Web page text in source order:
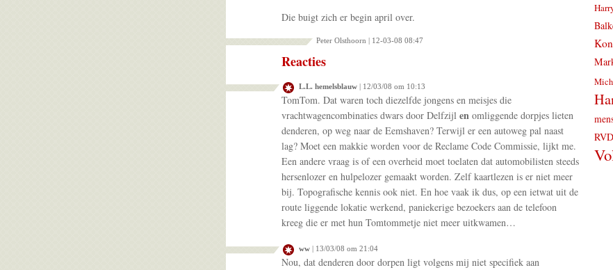
Die buigt zich er begin april over.
Peter Olsthoorn | 12-03-08 08:47
Reacties
L.L. hemelsblauw| 12/03/08 om 10:13
TomTom. Dat waren toch diezelfde jongens en meisjes die
vrachtwagencombinaties dwars door Delfzijl enomliggende dorpjes lieten
denderen, op weg naar de Eemshaven? Terwijl er een autoweg pal naast
lag? Moet een makkie worden voor de Reclame Code Commissie, lijkt me.
Een andere vraag is of een overheid moet toelaten dat automobilisten steeds
hersenlozer en hulpelozer gemaakt worden. Zelf kaartlezen is er niet meer
bij. Topografische kennis ook niet. En hoe vaak ik dus, op een ietwat uit de
route liggende lokatie werkend, paniekerige bezoekers aan de telefoon
kreeg die er met hun Tomtommetje niet meer uitkwamen…
ww| 13/03/08 om 21:04
Nou, dat denderen door dorpen ligt volgens mij niet specifiek aan
RVD